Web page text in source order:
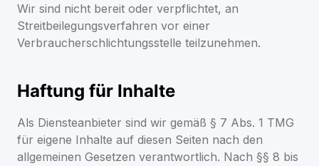
Wir sind nicht bereit oder verpflichtet, an
Streitbeilegungsverfahren vor einer
Verbraucherschlichtungsstelle teilzunehmen.
Haftung für Inhalte
Als Diensteanbieter sind wir gemäß § 7 Abs. 1 TMG
für eigene Inhalte auf diesen Seiten nach den
allgemeinen Gesetzen verantwortlich. Nach §§ 8 bis